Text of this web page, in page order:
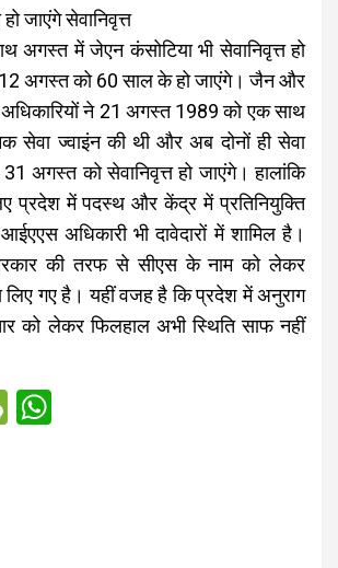
जाएंगे सेवानिवृत्त
अगस्त में जेएन कंसोटिया भी सेवानिवृत्त हो
12 अगस्त को 60 साल के हो जाएंगे। जैन और
अधिकारियों ने 21 अगस्त 1989 को एक साथ
सेवा ज्वाइंन की थी और अब दोनों ही सेवा
अगस्त को सेवानिवृत्त हो जाएंगे। हालांकि
प्रदेश में पदस्थ और केंद्र में प्रतिनियुक्ति
अधिकारी भी दावेदारों में शामिल है।
की तरफ से सीएस के नाम को लेकर
लिए गए है। यहीं वजह है कि प्रदेश में अनुराग
को लेकर फिलहाल अभी स्थिति साफ नहीं
W